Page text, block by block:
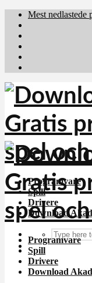
Mest nedlastede
Programvare
Spill
Drivere
Download
Programvare
Spill
Drivere
Download